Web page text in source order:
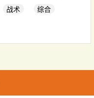
战术
综合